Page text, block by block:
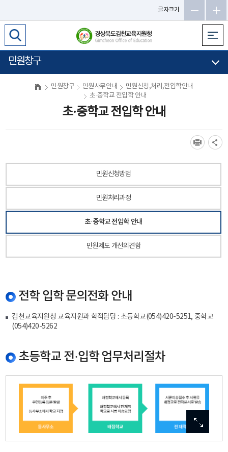
글자크기
민원창구
민원창구 민원사무안내
민원신청,처리,전입학안내
초·중학교 전입학 안내
초·중학교 전입학 안내
민원신청방법
민원처리과정
초·중학교 전입학 안내
민원제도 개선의견함
전학 입학 문의전화 안내
김천교육지원청 교육지원과 학적담당 : 초등학교(054)420-5251, 중학교
(054)420-5262
초등학교 전·입학 업무처리절차
확대보기
확대보기
확대보기
확대보기
확대보기